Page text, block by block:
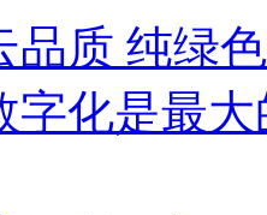
品质 纯绿
字化是最